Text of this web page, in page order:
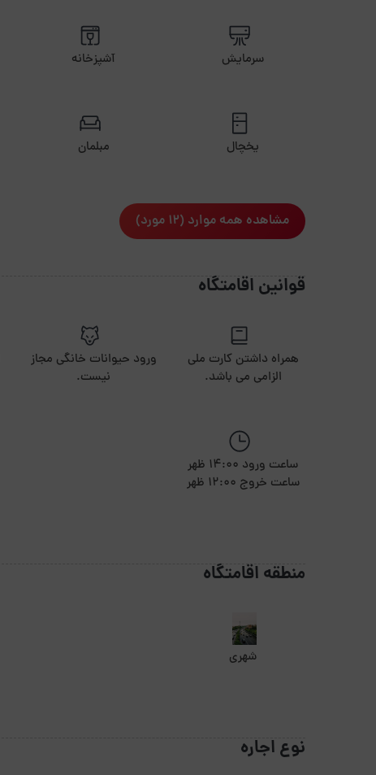
سرمایش آشپزخانه
یخچال مبلمان
مشاهده همه موارد (12 مورد)
قوانین اقامتگاه
همراه داشتن کارت ملی
الزامی می باشد.
ورود حیوانات خانگی مجاز
نیست.
ساعت ورود 14:00 ظهر
ساعت خروج 12:00 ظهر
منطقه اقامتگاه
شهری
نوع اجاره